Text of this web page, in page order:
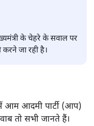
के चेहरे के सवाल पर
जा रही है।
आम आदमी पार्टी (आप)
तो सभी जानते हैं।